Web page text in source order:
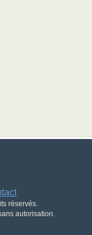
réservés.
autorisation.